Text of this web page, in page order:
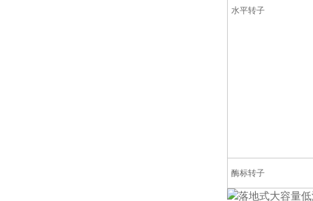
水平转子
酶标转子